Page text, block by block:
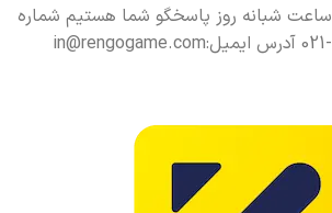
هفت روز هفته، 24 ساعت شبانه روز پاسخگو شما هستیم شماره